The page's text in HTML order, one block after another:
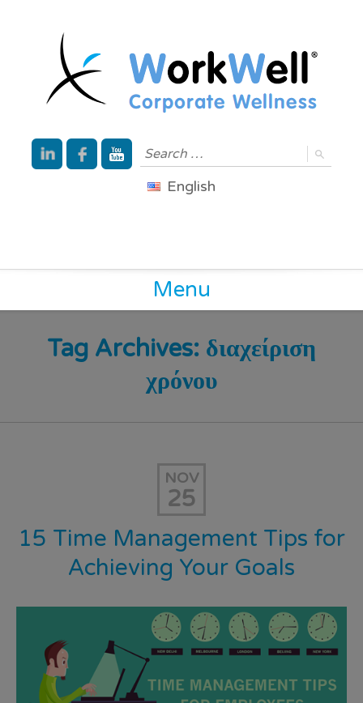
English
Menu
Tag Archives: διαχείριση
χρόνου
NOV
25
15 Time Management Tips for
Achieving Your Goals